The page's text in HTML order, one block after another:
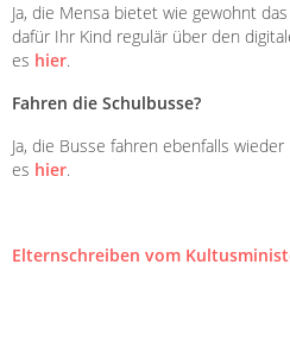
Ja, die Mensa bietet wie gewohnt
dafür Ihr Kind regulär über den
es hier.
Fahren die Schulbusse?
Ja, die Busse fahren ebenfalls
es hier.
Elternschreiben vom